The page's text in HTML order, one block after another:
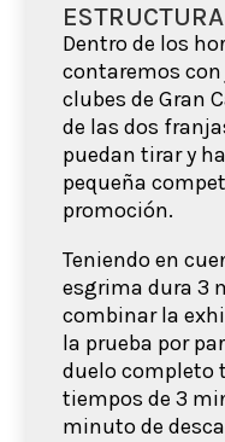
ESTRUCTURA
Dentro de los
contaremos
clubes de Gran
de las dos
puedan tirar y
pequeña
promoción.
Teniendo en
esgrima dura 3
combinar la
la prueba por
duelo completo
tiempos de 3
minuto de